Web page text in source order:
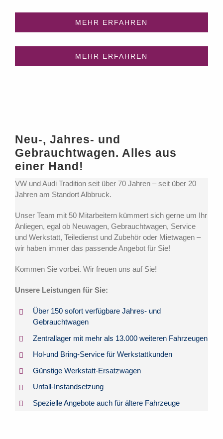
MEHR ERFAHREN
MEHR ERFAHREN
Neu-, Jahres- und
Gebrauchtwagen. Alles aus
einer Hand!
VW und Audi Tradition seit über 70 Jahren – seit über 20
Jahren am Standort Albbruck.
Unser Team mit 50 Mitarbeitern kümmert sich gerne um Ihr
Anliegen, egal ob Neuwagen, Gebrauchtwagen, Service
und Werkstatt, Teiledienst und Zubehör oder Mietwagen –
wir haben immer das passende Angebot für Sie!
Kommen Sie vorbei. Wir freuen uns auf Sie!
Unsere Leistungen für Sie:
Über 150 sofort verfügbare Jahres- und
Gebrauchtwagen
Zentrallager mit mehr als 13.000 weiteren Fahrzeugen
Hol-und Bring-Service für Werkstattkunden
Günstige Werkstatt-Ersatzwagen
Unfall-Instandsetzung
Spezielle Angebote auch für ältere Fahrzeuge